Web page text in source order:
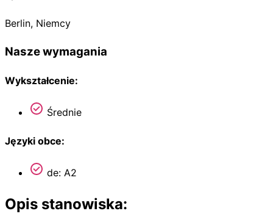
Berlin, Niemcy
Nasze wymagania
Wykształcenie:
Średnie
Języki obce:
de: A2
Opis stanowiska: